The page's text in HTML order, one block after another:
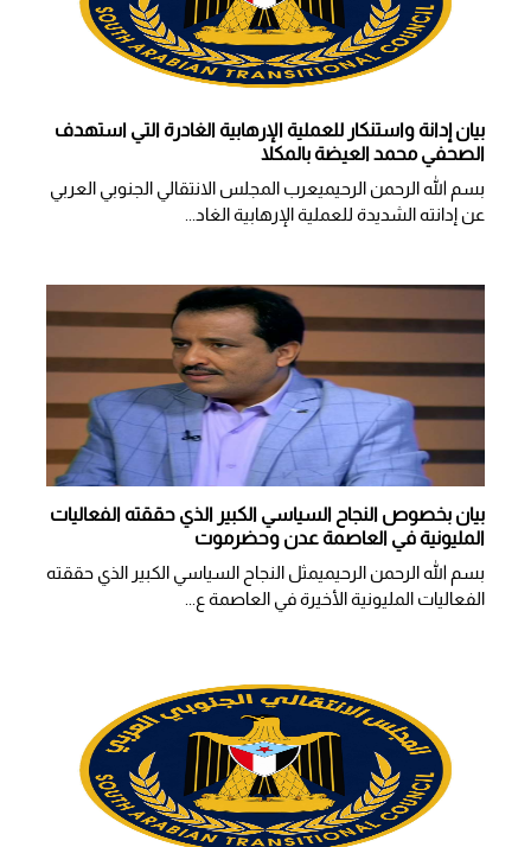
بيان إدانة واستنكار للعملية الإرهابية الغادرة التي استهدف
الصحفي محمد العيضة بالمكلا
بسم الله الرحمن الرحيميعرب المجلس الانتقالي الجنوبي العربي
عن إدانته الشديدة للعملية الإرهابية الغاد...
بيان بخصوص النجاح السياسي الكبير الذي حققته الفعاليات
المليونية في العاصمة عدن وحضرموت
بسم الله الرحمن الرحيميمثل النجاح السياسي الكبير الذي حققته
الفعاليات المليونية الأخيرة في العاصمة ع...